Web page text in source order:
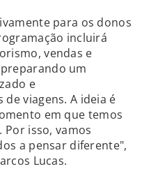
para os donos
incluirá
vendas e
um
e
viagens. A ideia é
em que temos
isso, vamos
a pensar diferente",
Lucas.